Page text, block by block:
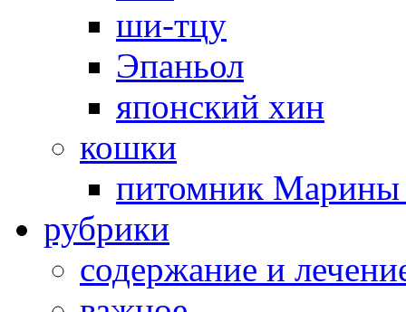
ши-тцу
Эпаньол
японский хин
кошки
питомник Марины
рубрики
cодержание и